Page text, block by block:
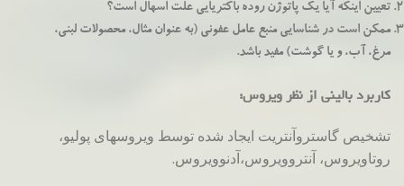
تعیین اینکه آیا یک پاتوژن روده باکتریایی علت اسهال است؟
ممکن است در شناسایی منبع عامل عفونی (به عنوان مثال، محصولات لبنی،
مرغ، آب، و یا گوشت) مفید باشد.
کاربرد بالینی از نظر ویروس:
تشخیص گاستروآنتریت ایجاد شده توسط ویروسهای پولیو،
روتاویروس، آنتروویروس،آدنوویروس.